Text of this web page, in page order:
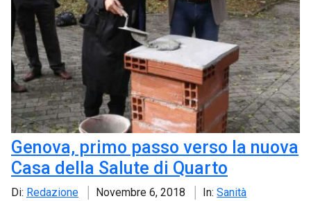
Genova, primo passo verso la nuova
Casa della Salute di Quarto
Di: Redazione Novembre 6, 2018 In:Sanità